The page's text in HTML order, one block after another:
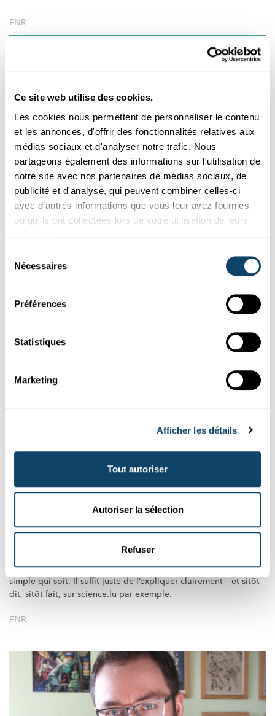
Ce site web utilise des cookies.
Les cookies nous permettent de personnaliser le contenu
et les annonces, d'offrir des fonctionnalités relatives aux
médias sociaux et d'analyser notre trafic. Nous
partageons également des informations sur l'utilisation de
notre site avec nos partenaires de médias sociaux, de
publicité et d'analyse, qui peuvent combiner celles-ci
avec d'autres informations que vous leur avez fournies
ou qu'ils ont collectées lors de votre utilisation de leurs
Nécessaires
Préférences
Statistiques
Marketing
Afficher les détails
Tout autoriser
Autoriser la sélection
Refuser
FNR
QUI SE CACHE DERRIÈRE SCIENCE.LU ?
Svens’intéresse
à beaucoup de choses. Notamment au
QUI SE CACHE DERRIÈRE SCIENCE.LU ?
André Mousset, auteur indépendant – La
physique, un jeu d’enfant
Aux yeux d’André, la physique est la science naturelle la plus
simple qui soit. Il suffit juste de l’expliquer clairement – et sitôt
dit, sitôt fait, sur science.lu par exemple.
FNR